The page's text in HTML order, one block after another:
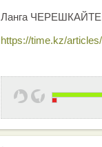
Ланга
https://time.kz/